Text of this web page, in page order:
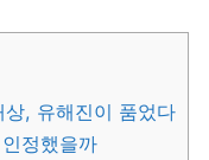
, 유해진이 품었다
정했을까